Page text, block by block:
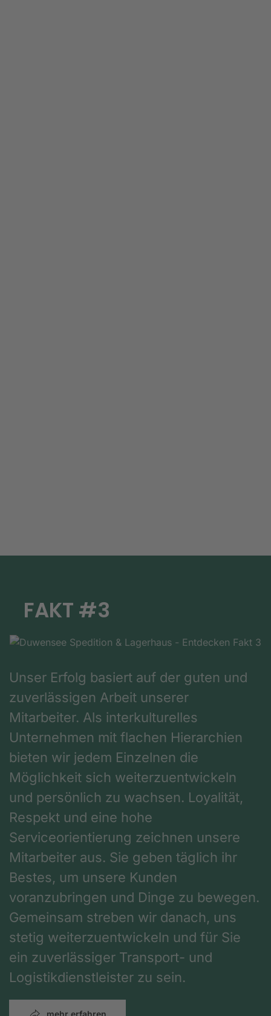
FAKT #3
Unser Erfolg basiert auf der guten und
zuverlässigen Arbeit unserer
Mitarbeiter. Als interkulturelles
Unternehmen mit flachen Hierarchien
bieten wir jedem Einzelnen die
Möglichkeit sich weiterzuentwickeln
und persönlich zu wachsen. Loyalität,
Respekt und eine hohe
Serviceorientierung zeichnen unsere
Mitarbeiter aus. Sie geben täglich ihr
Bestes, um unsere Kunden
voranzubringen und Dinge zu bewegen.
Gemeinsam streben wir danach, uns
stetig weiterzuentwickeln und für Sie
ein zuverlässiger Transport- und
Logistikdienstleister zu sein.